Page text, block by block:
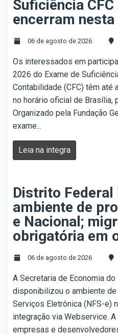
Suficiência
encerram
06 de agosto de 2026
Os interessados em
2026 do Exame de
Contabilidade (CFC) têm
no horário oficial de Brasília,
Organizado pela Fundação
exame...
Leia na integra
Distrito Federal
ambiente de
e Nacional;
obrigatória em
06 de agosto de 2026
A Secretaria de Economia
disponibilizou o ambiente
Serviços Eletrônica (NFS-e)
integração via Webservice.
empresas e